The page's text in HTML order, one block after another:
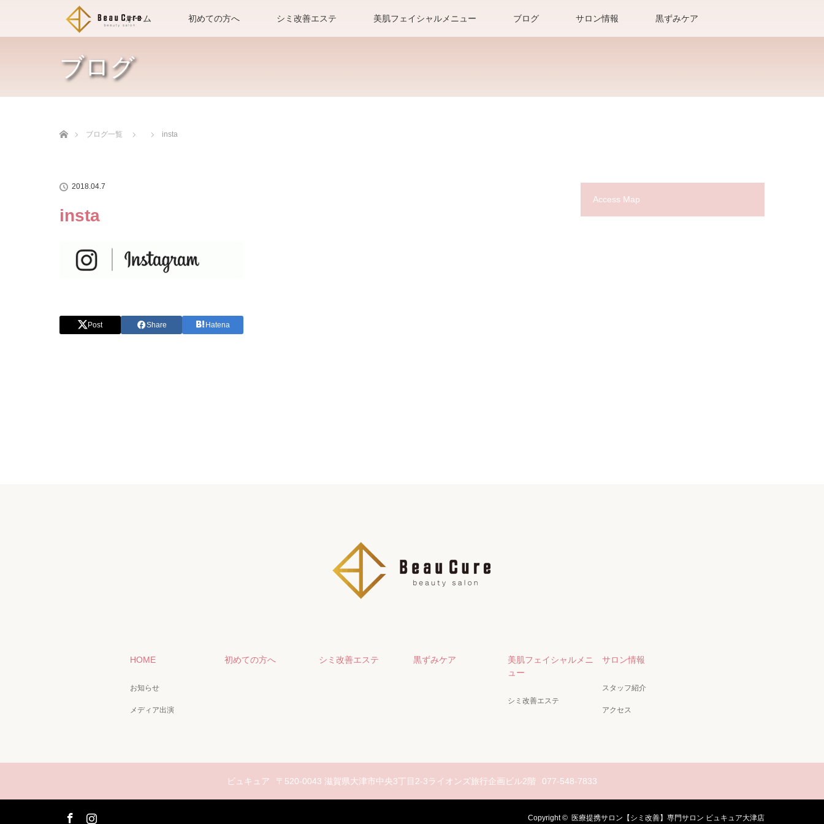
ホーム 初めての方へ シミ改善エステ 美肌フェイシャルメニュー ブログ サロン情報 黒ずみケア
ブログ
ブログ一覧
insta
2018.04.7
insta
Post Share Hatena
Access Map
HOME
お知らせ
メディア出演
初めての方へ シミ改善エステ 黒ずみケア
美肌フェイシャルメニ
ュー
シミ改善エステ
サロン情報
スタッフ紹介
アクセス
ビュキュア 〒520-0043 滋賀県大津市中央3丁目2-3ライオンズ旅行企画ビル2階 077-548-7833
Copyright © 医療提携サロン【シミ改善】専門サロン ビュキュア大津店